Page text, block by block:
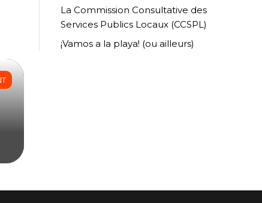
La Commission Consultative des
Services Publics Locaux (CCSPL)
¡Vamos a la playa! (ou ailleurs)